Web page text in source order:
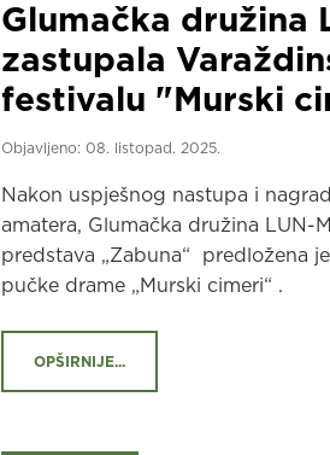
Glumačka družina
zastupala
festivalu "Murski
Objavljeno: 08. listopad. 2025.
Nakon uspješnog nastupa i
amatera, Glumačka družina LUN-
predstava „Zabuna“ predložena
pučke drame „Murski cimeri“ .
OPŠIRNIJE...